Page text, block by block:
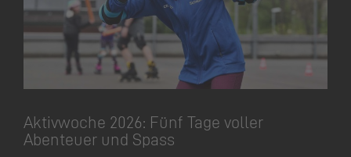
Aktivwoche 2026: Fünf Tage voller
Abenteuer und Spass